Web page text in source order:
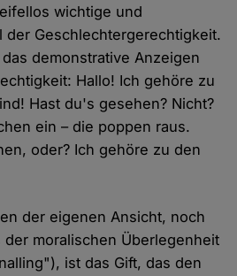
wichtige und
Geschlechtergerechtigkeit.
demonstrative Anzeigen
Hallo! Ich gehöre zu
Hast du's gesehen? Nicht?
ein – die poppen raus.
oder? Ich gehöre zu den
der eigenen Ansicht, noch
der moralischen Überlegenheit
ist das Gift, das den